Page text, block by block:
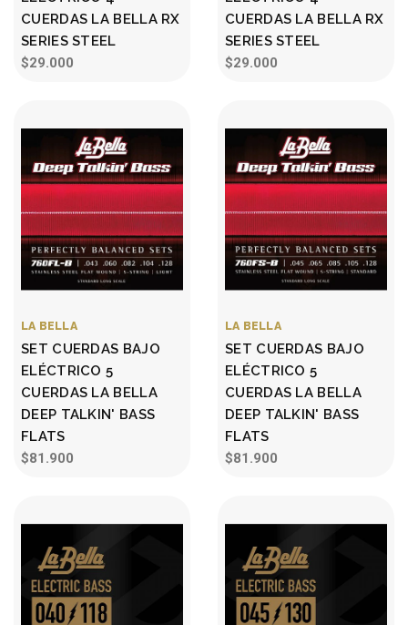
CUERDAS LA BELLA RX
SERIES STEEL
$29.000
CUERDAS LA BELLA RX
SERIES STEEL
$29.000
LA BELLA
SET CUERDAS BAJO
ELÉCTRICO 5
CUERDAS LA BELLA
DEEP TALKIN' BASS
FLATS
$81.900
LA BELLA
SET CUERDAS BAJO
ELÉCTRICO 5
CUERDAS LA BELLA
DEEP TALKIN' BASS
FLATS
$81.900